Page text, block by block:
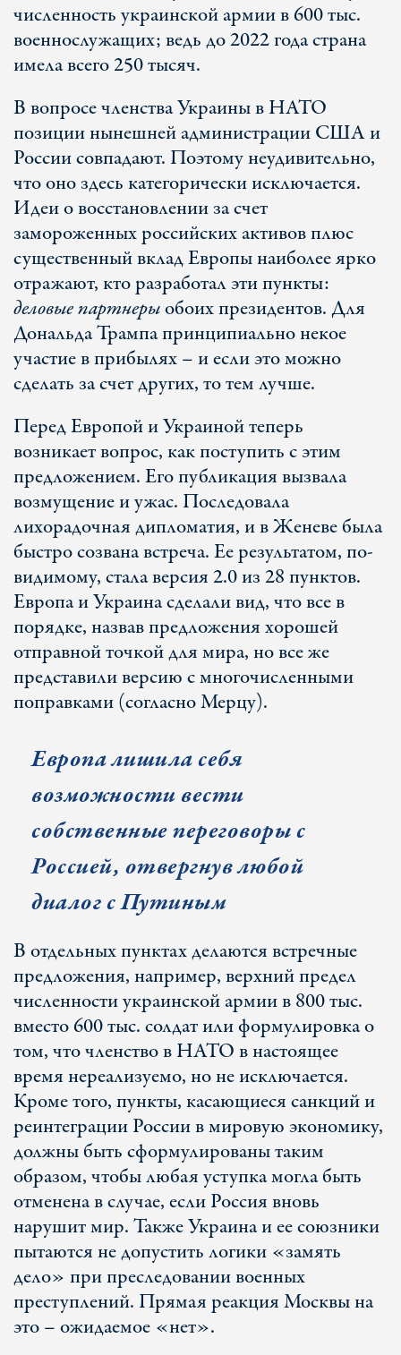
численность украинской армии в 600 тыс.
военнослужащих; ведь до 2022 года страна
имела всего 250 тысяч.
В вопросе членства Украины в НАТО
позиции нынешней администрации США и
России совпадают. Поэтому неудивительно,
что оно здесь категорически исключается.
Идеи о восстановлении за счет
замороженных российских активов плюс
существенный вклад Европы наиболее ярко
отражают, кто разработал эти пункты:
деловые партнерыобоих президентов. Для
Дональда Трампа принципиально некое
участие в прибылях – и если это можно
сделать за счет других, то тем лучше.
Перед Европой и Украиной теперь
возникает вопрос, как поступить с этим
предложением. Его публикация вызвала
возмущение и ужас. Последовала
лихорадочная дипломатия, и в Женеве была
быстро созвана встреча. Ее результатом, по-
видимому, стала версия 2.0 из 28 пунктов.
Европа и Украина сделали вид, что все в
порядке, назвав предложения хорошей
отправной точкой для мира, но все же
представили версию с многочисленными
поправками (согласно Мерцу).
Европа лишила себя
возможности вести
собственные переговоры с
Россией, отвергнув любой
диалог с Путиным
В отдельных пунктах делаются встречные
предложения, например, верхний предел
численности украинской армии в 800 тыс.
вместо 600 тыс. солдат или формулировка о
том, что членство в НАТО в настоящее
время нереализуемо, но не исключается.
Кроме того, пункты, касающиеся санкций и
реинтеграции России в мировую экономику,
должны быть сформулированы таким
образом, чтобы любая уступка могла быть
отменена в случае, если Россия вновь
нарушит мир. Также Украина и ее союзники
пытаются не допустить логики «замять
дело» при преследовании военных
преступлений. Прямая реакция Москвы на
это – ожидаемое «нет».